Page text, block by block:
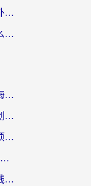
哔哩哔哩在国外怎么看番？海外党追剧看片的终极解决方案
在国外想看爱奇艺版权限制怎么办？海外华人必看的追剧自由指南
国外打重生细胞有延迟？这份海外畅玩国服游戏加速器终极指南请收好
在欧洲能玩堡垒前线：破坏与创造吗？海外党国服游戏不卡顿的秘密
国外玩星战前夜需要注意的事项：一份来自老玩家的网络生存指南
在国外能玩剑灵2吗知乎？海外党亲测有效的国服游戏加速指南
在国外用什么加速器打少女前线：云图计划不卡？一个老玩家的掏心分享